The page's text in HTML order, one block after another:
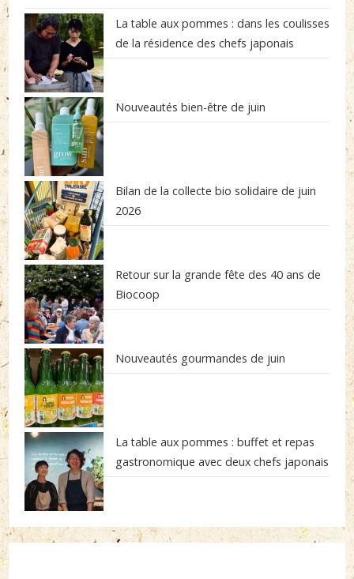
La table aux pommes : dans les coulisses
de la résidence des chefs japonais
Nouveautés bien-être de juin
Bilan de la collecte bio solidaire de juin
2026
Retour sur la grande fête des 40 ans de
Biocoop
Nouveautés gourmandes de juin
La table aux pommes : buffet et repas
gastronomique avec deux chefs japonais